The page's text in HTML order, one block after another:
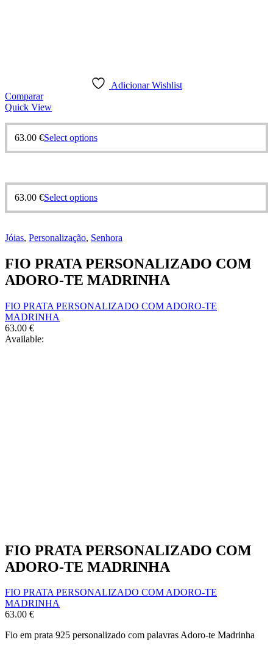
Adicionar Wishlist
Comparar
Quick View
63.00 €Select options
63.00 €Select options
Jóias, Personalização, Senhora
FIO PRATA PERSONALIZADO COM
ADORO-TE MADRINHA
FIO PRATA PERSONALIZADO COM ADORO-TE
MADRINHA
63.00 €
Available:
FIO PRATA PERSONALIZADO COM
ADORO-TE MADRINHA
FIO PRATA PERSONALIZADO COM ADORO-TE
MADRINHA
63.00 €
Fio em prata 925 personalizado com palavras Adoro-te Madrinha